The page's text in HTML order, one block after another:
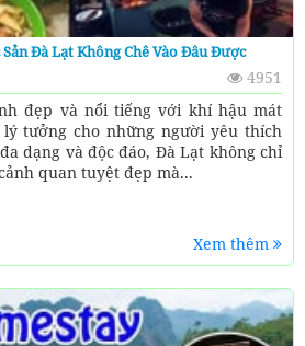
Đà Lạt Không Chê Vào Đâu Được
4951
đẹp và nổi tiếng với khí hậu mát
tưởng cho những người yêu thích
dạng và độc đáo, Đà Lạt không chỉ
quan tuyệt đẹp mà...
Xem thêm